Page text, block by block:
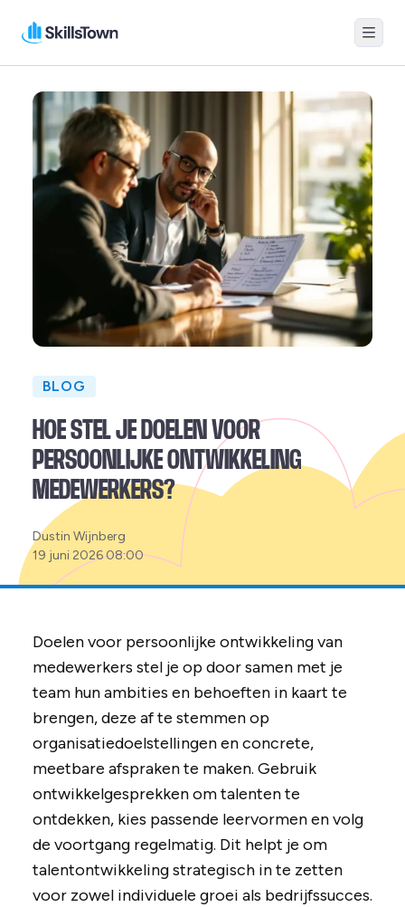
Menu
BLOG
HOE STEL JE DOELEN VOOR
PERSOONLIJKE ONTWIKKELING
MEDEWERKERS?
Posted
by:
Dustin Wijnberg
19 juni 2026 08:00
Doelen voor persoonlijke ontwikkeling van
medewerkers stel je op door samen met je
team hun ambities en behoeften in kaart te
brengen, deze af te stemmen op
organisatiedoelstellingen en concrete,
meetbare afspraken te maken. Gebruik
ontwikkelgesprekken om talenten te
ontdekken, kies passende leervormen en volg
de voortgang regelmatig. Dit helpt je om
talentontwikkeling strategisch in te zetten
voor zowel individuele groei als bedrijfssucces.